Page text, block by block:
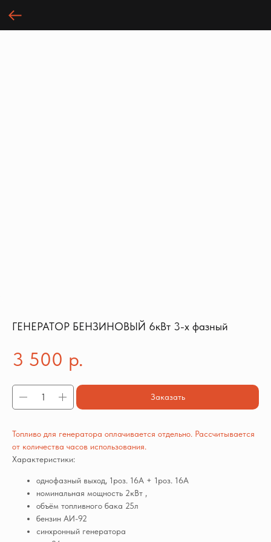
ГЕНЕРАТОР БЕНЗИНОВЫЙ 6кВт 3-х фазный
3 500 р.
Заказать
Топливо для генератора оплачивается отдельно. Рассчитывается
от количества часов использования.
Характеристики:
однофазный выход, 1роз. 16А + 1роз. 16А
номинальная мощность 2кВт ,
объём топливного бака 25л
бензин АИ-92
синхронный генератора